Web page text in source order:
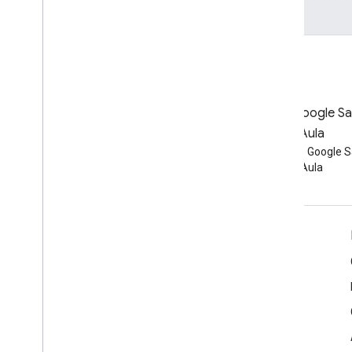
Blog do Google
Aula
Ler o blog do Google
Aula